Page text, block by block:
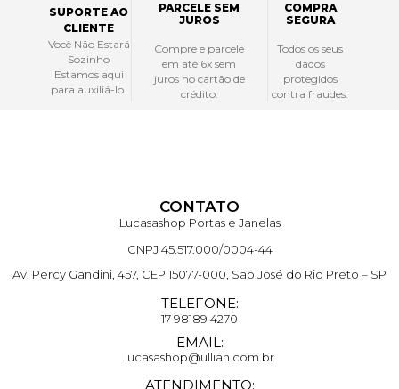
SUPORTE AO
CLIENTE
Você Não Estará
Sozinho
Estamos aqui
para auxiliá-lo.
PARCELE SEM
JUROS
Compre e parcele
em até 6x sem
juros no cartão de
crédito.
COMPRA
SEGURA
Todos os seus
dados
protegidos
contra fraudes.
CONTATO
Lucasashop Portas e Janelas
CNPJ 45.517.000/0004-44
Av. Percy Gandini, 457, CEP 15077-000, São José do Rio Preto – SP
TELEFONE:
17 98189 4270
EMAIL:
lucasashop@ullian.com.br
ATENDIMENTO: